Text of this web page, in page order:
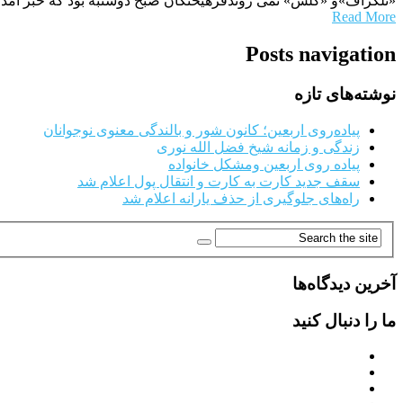
Read More
Posts navigation
نوشته‌های تازه
پیاده‌روی اربعین؛ کانون شور و بالندگی معنوی نوجوانان
زندگی و زمانه شیخ فضل الله نوری
پیاده روی اربعین ومشکل خانواده
سقف جدید کارت به کارت و انتقال پول اعلام شد
راه‌های جلوگیری از حذف یارانه اعلام شد
آخرین دیدگاه‌ها
ما را دنبال کنید